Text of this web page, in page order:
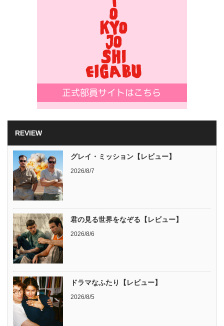
REVIEW
グレイ・ミッション【レビュー】
2026/8/7
君の見る世界をなぞる【レビュー】
2026/8/6
ドラマなふたり【レビュー】
2026/8/5